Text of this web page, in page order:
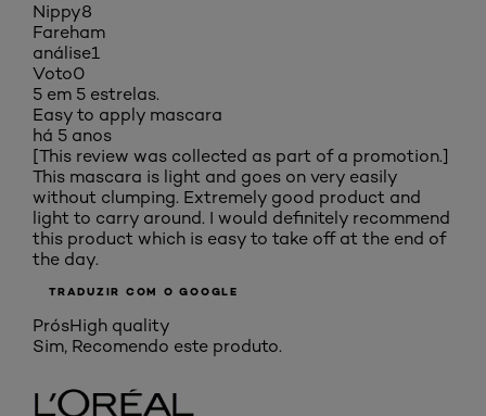
Nippy8
Fareham
análise1
Voto0
5 em 5 estrelas.
Easy to apply mascara
há 5 anos
[This review was collected as part of a promotion.]
This mascara is light and goes on very easily
without clumping. Extremely good product and
light to carry around. I would definitely recommend
this product which is easy to take off at the end of
the day.
TRADUZIR COM O GOOGLE
PrósHigh quality
Sim, Recomendo este produto.